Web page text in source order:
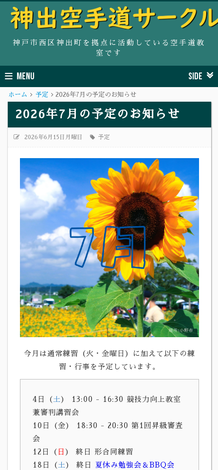
神戸市西区神出町を拠点に活動している空手道教
室です
MENU SIDE
ホーム 予定 2026年7月の予定のお知らせ
2026年7月の予定のお知らせ
2026年6月15日月曜日 予定
今月は通常練習（火・金曜日）に加えて以下の練
習・行事を予定しています。
4日（ 土 ） 13:00 - 16:30 競技力向上教室
兼審判講習会
10日（金） 18:30 - 20:30 第1回昇級審査
会
12日（ 日 ） 終日 形合同練習
18日（ 土 ） 終日 夏休み勉強会＆BBQ会